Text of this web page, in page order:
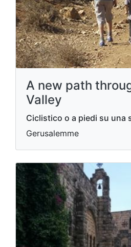
A new path
Valley
Ciclistico o a piedi su una
Gerusalemme